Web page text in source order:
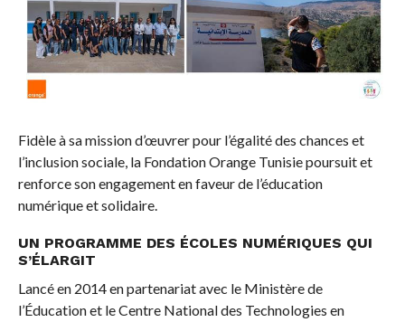
Fidèle à sa mission d’œuvrer pour l’égalité des chances et
l’inclusion sociale, la Fondation Orange Tunisie poursuit et
renforce son engagement en faveur de l’éducation
numérique et solidaire.
UN PROGRAMME DES ÉCOLES NUMÉRIQUES QUI
S’ÉLARGIT
Lancé en 2014 en partenariat avec le Ministère de
l’Éducation et le Centre National des Technologies en